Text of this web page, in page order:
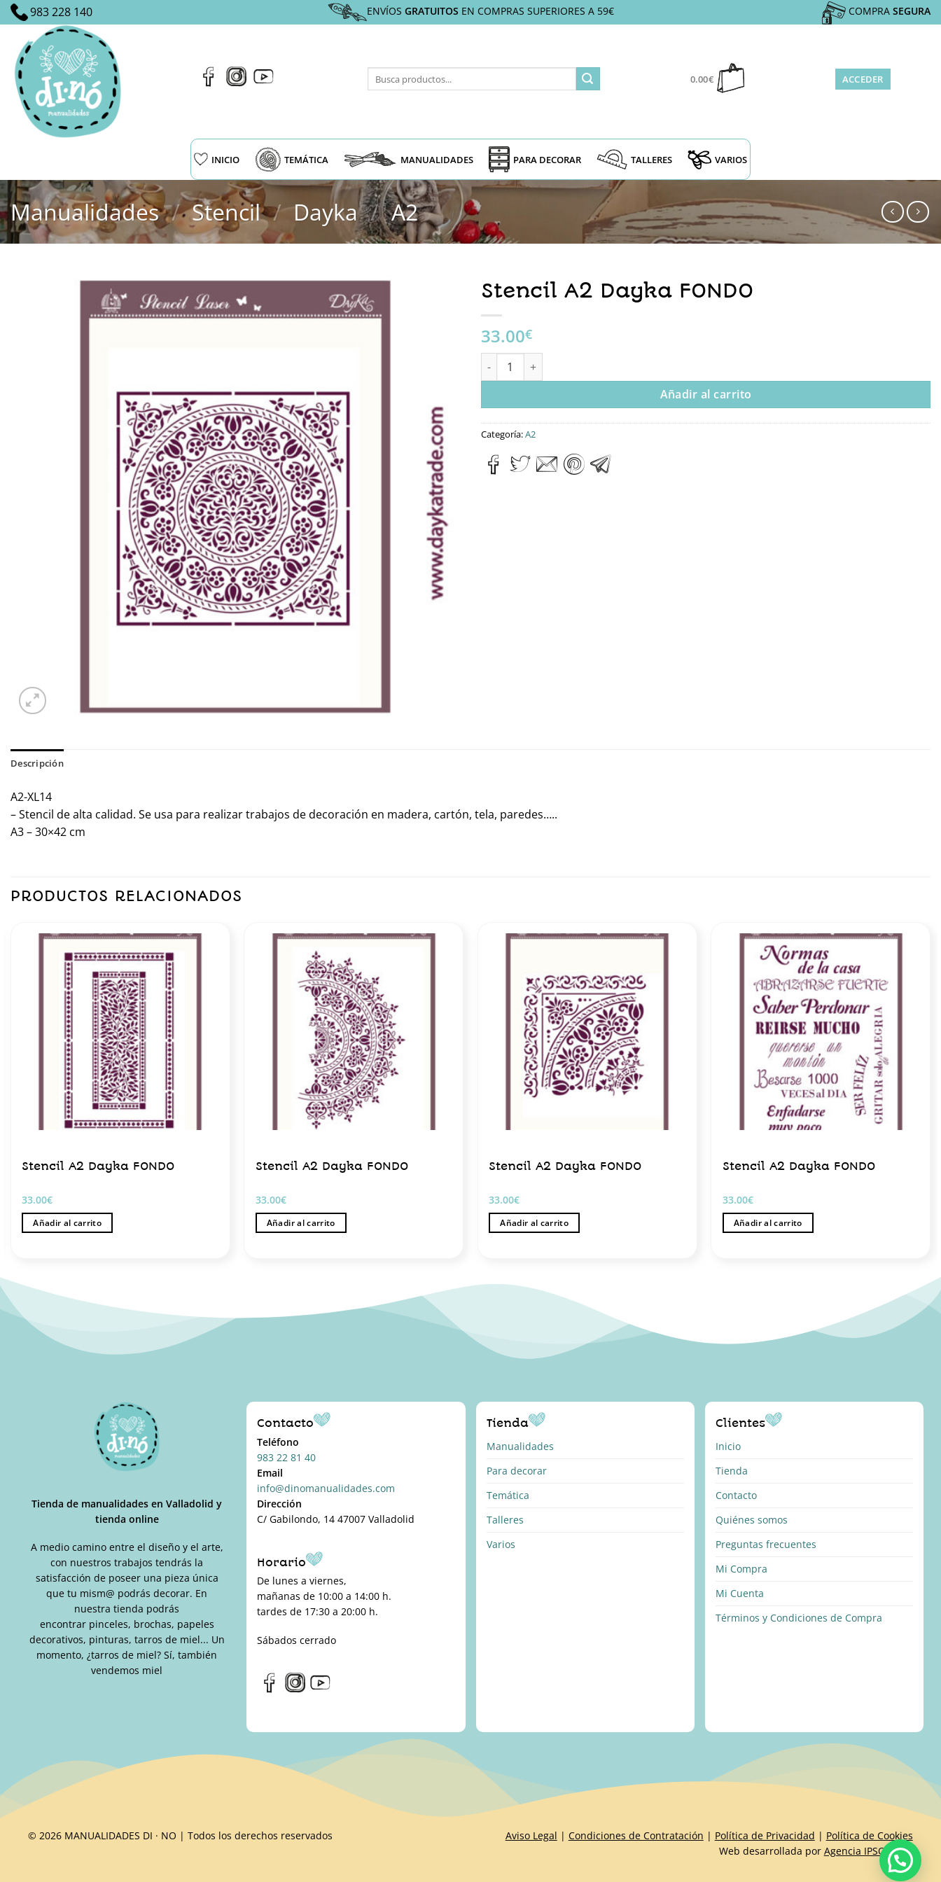
Saltar
al
contenido
983 228 140 ENVÍOS GRATUITOS EN COMPRAS SUPERIORES A 59€ COMPRA SEGURA
por:
0.00€ ACCEDER
INICIO TEMÁTICA MANUALIDADES PARA DECORAR TALLERES VARIOS
Manualidades / Stencil / Dayka / A2
Stencil A2 Dayka FONDO
33.00€
Stencil A2 Dayka FONDO cantidad
Añadir al carrito
Categoría:A2
Descripción
A2-XL14
– Stencil de alta calidad. Se usa para realizar trabajos de decoración en madera, cartón, tela, paredes…..
A3 – 30×42 cm
PRODUCTOS RELACIONADOS
Stencil A2 Dayka FONDO
33.00€
Añadir al carrito
Stencil A2 Dayka FONDO
33.00€
Añadir al carrito
Stencil A2 Dayka FONDO
33.00€
Añadir al carrito
Stencil A2 Dayka FONDO
33.00€
Añadir al carrito
Tienda de manualidades en Valladolid y
tienda online
A medio camino entre el diseño y el arte,
con nuestros trabajos tendrás la
satisfacción de poseer una pieza única
que tu mism@ podrás decorar. En
nuestra tienda podrás
encontrar pinceles, brochas, papeles
decorativos, pinturas, tarros de miel... Un
momento, ¿tarros de miel? Sí, también
vendemos miel
Contacto
Teléfono
983 22 81 40
Email
info@dinomanualidades.com
Dirección
C/ Gabilondo, 14 47007 Valladolid
Horario
De lunes a viernes,
mañanas de 10:00 a 14:00 h.
tardes de 17:30 a 20:00 h.
Sábados cerrado
Tienda
Manualidades
Para decorar
Temática
Talleres
Varios
Clientes
Inicio
Tienda
Contacto
Quiénes somos
Preguntas frecuentes
Mi Compra
Mi Cuenta
Términos y Condiciones de Compra
© 2026 MANUALIDADES DI · NO | Todos los derechos reservados Aviso Legal | Condiciones de Contratación | Política de Privacidad | Política de Cookies
Web desarrollada por Agencia IPSOIDEAS